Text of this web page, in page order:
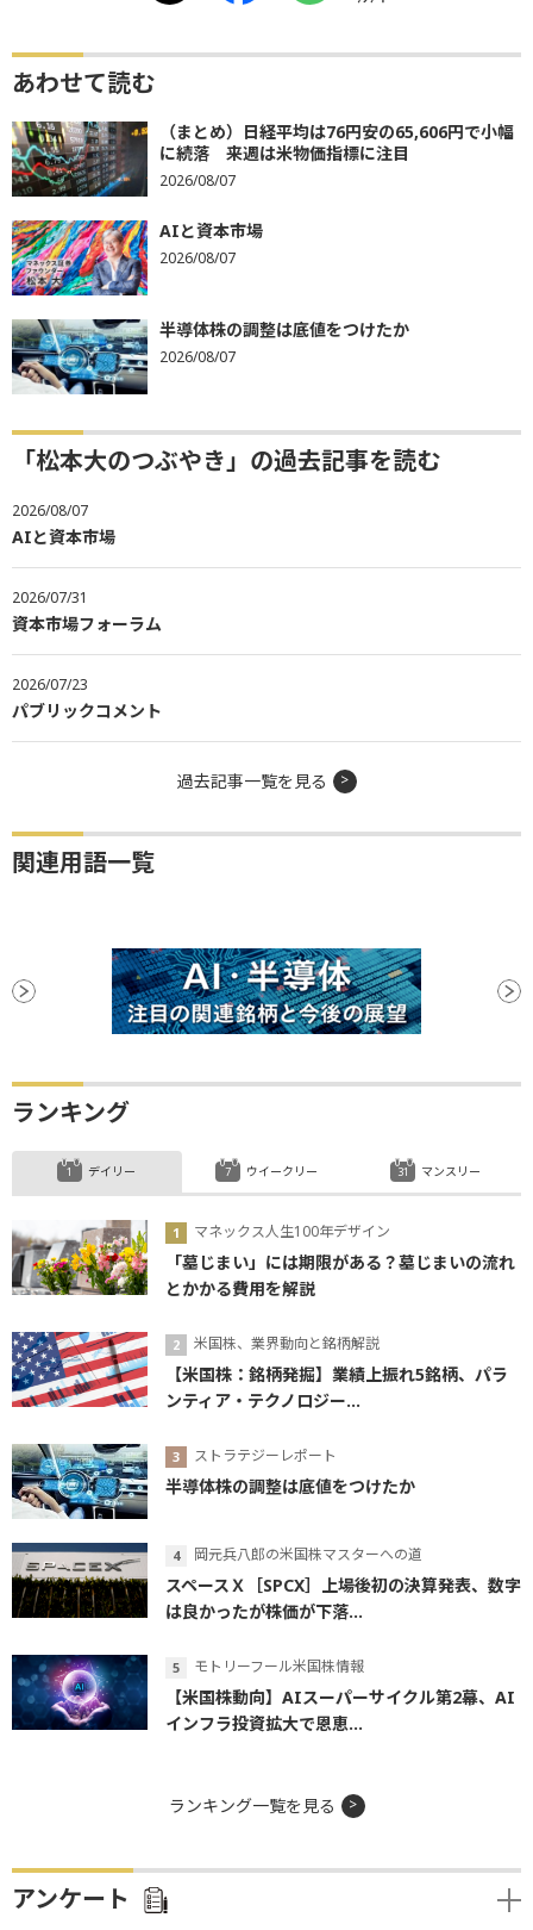
あわせて読む
（まとめ）日経平均は76円安の65,606円で小幅
に続落 来週は米物価指標に注目
2026/08/07
AIと資本市場
2026/08/07
半導体株の調整は底値をつけたか
2026/08/07
「松本大のつぶやき」の過去記事を読む
2026/08/07
AIと資本市場
2026/07/31
資本市場フォーラム
2026/07/23
パブリックコメント
過去記事一覧を見る
関連用語一覧
ランキング
デイリー
マネックス人生100年デザイン
「墓じまい」には期限がある？墓じまいの流れ
とかかる費用を解説
米国株、業界動向と銘柄解説
【米国株：銘柄発掘】業績上振れ5銘柄、パラ
ンティア・テクノロジー...
ストラテジーレポート
半導体株の調整は底値をつけたか
岡元兵八郎の米国株マスターへの道
スペースＸ［SPCX］上場後初の決算発表、数字
は良かったが株価が下落...
モトリーフール米国株情報
【米国株動向】AIスーパーサイクル第2幕、AI
インフラ投資拡大で恩恵...
ウイークリー マンスリー
ランキング一覧を見る
アンケート